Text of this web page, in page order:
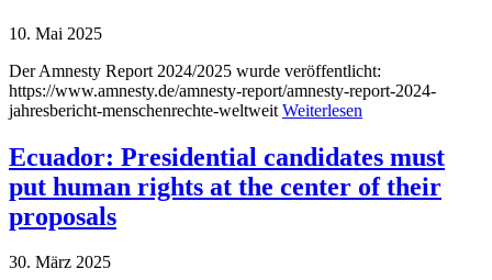
10. Mai 2025
Der Amnesty Report 2024/2025 wurde veröffentlicht:
https://www.amnesty.de/amnesty-report/amnesty-report-2024-
jahresbericht-menschenrechte-weltweit Weiterlesen
Ecuador: Presidential candidates must
put human rights at the center of their
proposals
30. März 2025